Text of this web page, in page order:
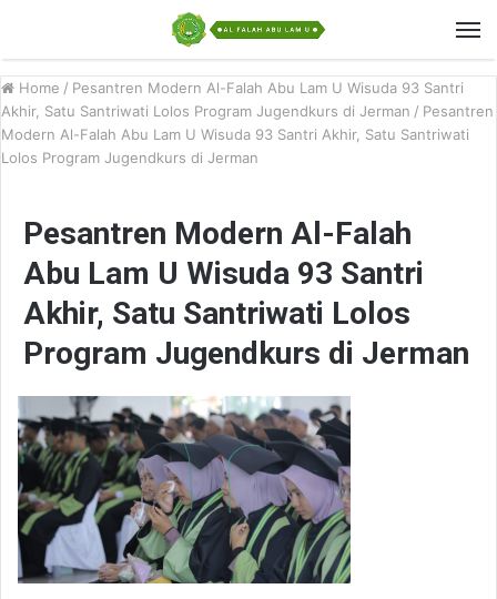
Home / Pesantren Modern Al-Falah Abu Lam U Wisuda 93 Santri
Akhir, Satu Santriwati Lolos Program Jugendkurs di Jerman / Pesantren
Modern Al-Falah Abu Lam U Wisuda 93 Santri Akhir, Satu Santriwati
Lolos Program Jugendkurs di Jerman
Pesantren Modern Al-Falah
Abu Lam U Wisuda 93 Santri
Akhir, Satu Santriwati Lolos
Program Jugendkurs di Jerman